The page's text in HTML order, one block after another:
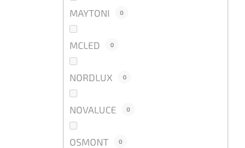
MAYTONI 0
MCLED 0
NORDLUX 0
NOVALUCE 0
OSMONT 0